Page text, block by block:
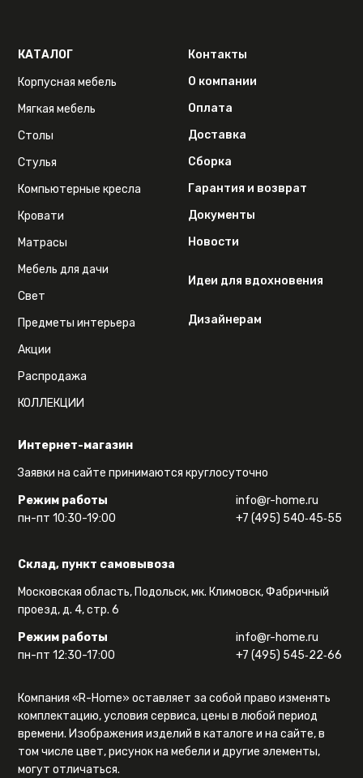
Интернет-магазин
Заявки на сайте принимаются круглосуточно
Режим работы
пн-пт 10:30-19:00
info@r-home.ru
+7 (495) 540‑45‑55
Склад, пункт самовывоза
Московская область, Подольск, мк. Климовск, Фабричный
проезд, д. 4, стр. 6
Режим работы
пн-пт 12:30-17:00
info@r-home.ru
+7 (495) 545‑22‑66
КАТАЛОГ
Корпусная мебель
Мягкая мебель
Столы
Стулья
Компьютерные кресла
Кровати
Матрасы
Мебель для дачи
Свет
Предметы интерьера
Акции
Распродажа
КОЛЛЕКЦИИ
Контакты
О компании
Оплата
Доставка
Сборка
Гарантия и возврат
Документы
Новости
Идеи для вдохновения
Дизайнерам
Компания «R-Home» оставляет за собой право изменять
комплектацию, условия сервиса, цены в любой период
времени. Изображения изделий в каталоге и на сайте, в
том числе цвет, рисунок на мебели и другие элементы,
могут отличаться.